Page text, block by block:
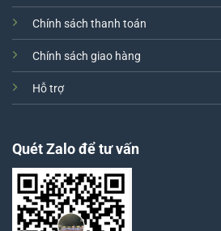
Chính sách thanh toán
Chính sách giao hàng
Hỗ trợ
Quét Zalo để tư vấn